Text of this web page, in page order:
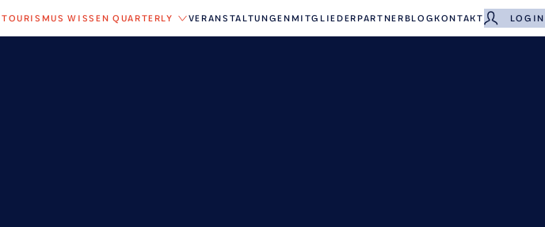
TOURISMUS WISSEN QUARTERLY VERANSTALTUNGENMITGLIEDERPARTNERBLOGKONTAKT LOGIN